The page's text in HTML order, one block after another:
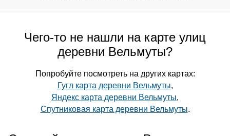
Чего-то не нашли на карте улиц
деревни Вельмуты?
Попробуйте посмотреть на других картах:
Гугл карта деревни Вельмуты,
Яндекс карта деревни Вельмуты,
Спутниковая карта деревни Вельмуты.